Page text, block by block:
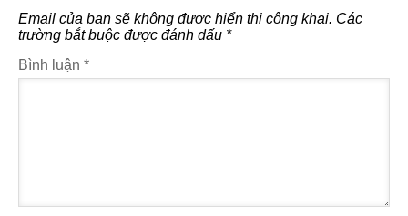
Email của bạn sẽ không được hiển thị công khai. Các
trường bắt buộc được đánh dấu *
Bình luận *